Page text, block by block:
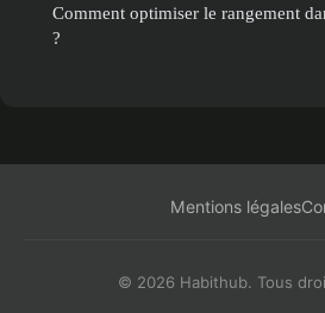
Comment optimiser le rangement
?
Mentions légales
© 2026 Habithub. Tous